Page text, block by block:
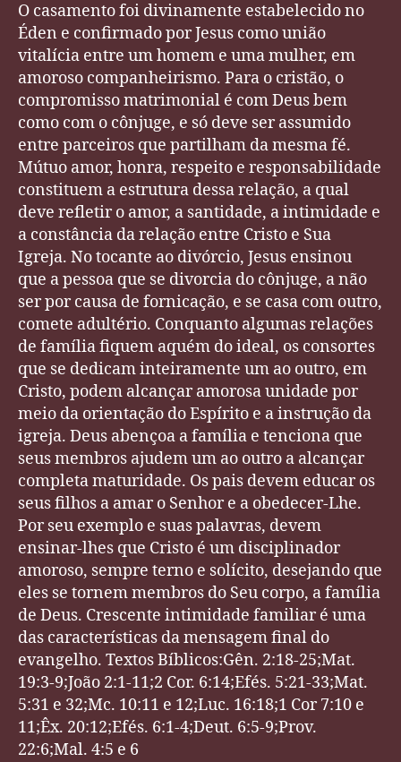
O casamento foi divinamente estabelecido no
Éden e confirmado por Jesus como união
vitalícia entre um homem e uma mulher, em
amoroso companheirismo. Para o cristão, o
compromisso matrimonial é com Deus bem
como com o cônjuge, e só deve ser assumido
entre parceiros que partilham da mesma fé.
Mútuo amor, honra, respeito e responsabilidade
constituem a estrutura dessa relação, a qual
deve refletir o amor, a santidade, a intimidade e
a constância da relação entre Cristo e Sua
Igreja. No tocante ao divórcio, Jesus ensinou
que a pessoa que se divorcia do cônjuge, a não
ser por causa de fornicação, e se casa com outro,
comete adultério. Conquanto algumas relações
de família fiquem aquém do ideal, os consortes
que se dedicam inteiramente um ao outro, em
Cristo, podem alcançar amorosa unidade por
meio da orientação do Espírito e a instrução da
igreja. Deus abençoa a família e tenciona que
seus membros ajudem um ao outro a alcançar
completa maturidade. Os pais devem educar os
seus filhos a amar o Senhor e a obedecer-Lhe.
Por seu exemplo e suas palavras, devem
ensinar-lhes que Cristo é um disciplinador
amoroso, sempre terno e solícito, desejando que
eles se tornem membros do Seu corpo, a família
de Deus. Crescente intimidade familiar é uma
das características da mensagem final do
evangelho. Textos Bíblicos:Gên. 2:18-25;Mat.
19:3-9;João 2:1-11;2 Cor. 6:14;Efés. 5:21-33;Mat.
5:31 e 32;Mc. 10:11 e 12;Luc. 16:18;1 Cor 7:10 e
11;Êx. 20:12;Efés. 6:1-4;Deut. 6:5-9;Prov.
22:6;Mal. 4:5 e 6